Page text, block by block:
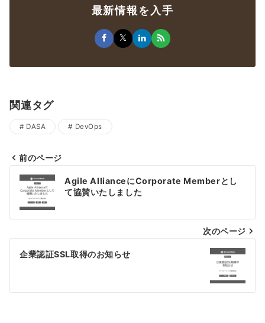
最新情報を入手
関連タグ
DASA DevOps
前のページ
Agile AllianceにCorporate Memberとし
て協賛いたしました
次のページ
企業認証SSL取得のお知らせ